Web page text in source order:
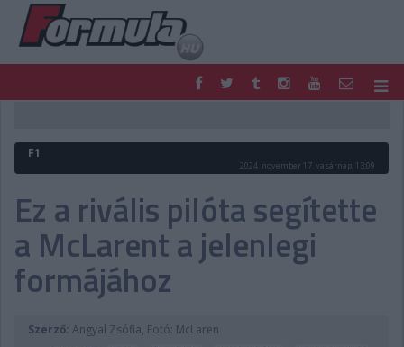
FORMULA
MOTOR
HAZAI
PODCAST
SHOP
TIPPJÁTÉK
DIGITÁLIS MAGAZIN
PONTÁLLÁSOK
VERSENYNAPTÁRAK
F1
2024. november 17. vasárnap, 13:09
Ez a rivális pilóta segítette
a McLarent a jelenlegi
formájához
Szerző: Angyal Zsófia, Fotó: McLaren